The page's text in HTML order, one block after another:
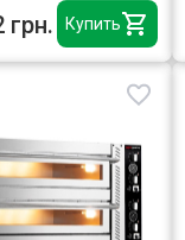
Купить
грн.